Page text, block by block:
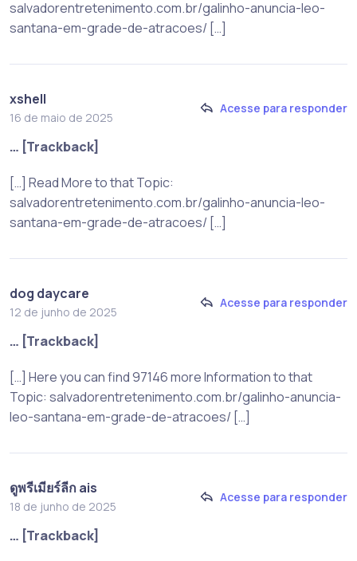
salvadorentretenimento.com.br/galinho-anuncia-leo-
santana-em-grade-de-atracoes/ […]
xshell
16 de maio de 2025
Acesse para responder
… [Trackback]
[…] Read More to that Topic:
salvadorentretenimento.com.br/galinho-anuncia-leo-
santana-em-grade-de-atracoes/ […]
dog daycare
12 de junho de 2025
Acesse para responder
… [Trackback]
[…] Here you can find 97146 more Information to that
Topic: salvadorentretenimento.com.br/galinho-anuncia-
leo-santana-em-grade-de-atracoes/ […]
ดูพรีเมียร์ลีก ais
18 de junho de 2025
Acesse para responder
… [Trackback]